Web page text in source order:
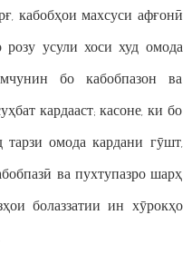
кабобҳои махсуси афғонӣ
усули хоси худ омода
бо кабобпазон ва
кардааст; касоне, ки бо
омода кардани гӯшт,
ва пухтупазро шарҳ
болаззатии ин хӯрокҳо